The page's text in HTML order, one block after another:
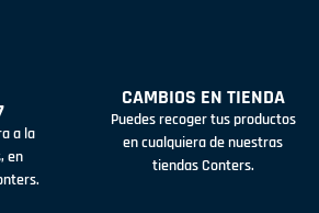
a la
en
CAMBIOS EN TIENDA
Puedes recoger tus productos
en cualquiera de nuestras
tiendas Conters.